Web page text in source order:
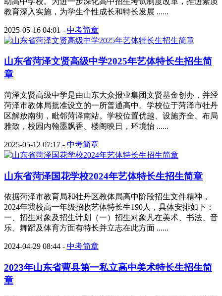
教育深入实施，为学生个性成长和特长发展 ......
2025-05-16 04:01 - 中考简章
山东省菏泽文贤高级中学2025年艺体特长生招生简
章
菏泽文贤高级中学是由山东大众报业集团文贤基金创办，并经
菏泽市教体局批准设立的一所普通高中。学校位于菏泽市牡丹
区解放南街，毗邻菏泽南站。学校位置优越、设施齐全、布局
雅致，校园内翰墨飘香、楼阁映日，环境怡 ......
2025-05-12 07:17 - 中考简章
山东省菏泽国花学校2024年艺体特长生招生简章
依据菏泽市教育局和牡丹区教体局高中阶段招生文件精神，
2024年我校高一年级招收艺体特长生190人，具体安排如下：
一、招生对象及招生计划（一）招生对象凡在美术、书法、音
乐、舞蹈及体育方面有特长并立志在此方面 ......
2024-04-29 08:44 - 中考简章
2023年山东省曹县第一私立高中美术特长生招生简
章